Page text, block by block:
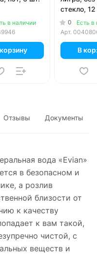
в наличии
стекло,
0
Есть в
Арт.
В
Отзывы Документы
вода «Evian»
в безопасном и
а розлив
близости от
к качеству
к вам такой,
чистой, с
веществ и